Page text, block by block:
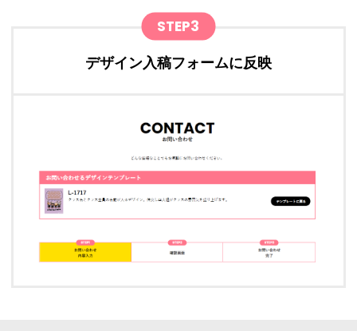
STEP3
デザイン入稿フォームに反映